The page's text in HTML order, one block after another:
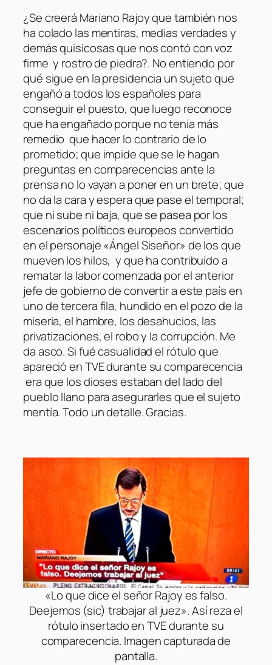
¿Se creerá Mariano Rajoy que también nos
ha colado las mentiras, medias verdades y
demás quisicosas que nos contó con voz
firme y rostro de piedra?. No entiendo por
qué sigue en la presidencia un sujeto que
engañó a todos los españoles para
conseguir el puesto, que luego reconoce
que ha engañado porque no tenía más
remedio que hacer lo contrario de lo
prometido; que impide que se le hagan
preguntas en comparecencias ante la
prensa no lo vayan a poner en un brete; que
no da la cara y espera que pase el temporal;
que ni sube ni baja, que se pasea por los
escenarios políticos europeos convertido
en el personaje «Ángel Siseñor» de los que
mueven los hilos, y que ha contribuído a
rematar la labor comenzada por el anterior
jefe de gobierno de convertir a este país en
uno de tercera fila, hundido en el pozo de la
miseria, el hambre, los desahucios, las
privatizaciones, el robo y la corrupción. Me
da asco. Si fué casualidad el rótulo que
apareció en TVE durante su comparecencia
era que los dioses estaban del lado del
pueblo llano para asegurarles que el sujeto
mentía. Todo un detalle. Gracias.
«Lo que dice el señor Rajoy es falso.
Deejemos (sic) trabajar al juez». Así reza el
rótulo insertado en TVE durante su
comparecencia. Imagen capturada de
pantalla.